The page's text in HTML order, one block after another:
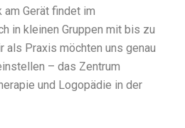
am Gerät findet im
in kleinen Gruppen mit bis zu
als Praxis möchten uns genau
– das Zentrum
und Logopädie in der